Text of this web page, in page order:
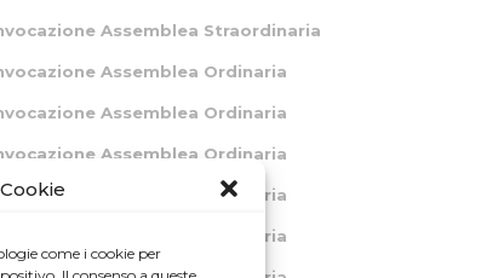
come i cookie per
Assemblea Straordinaria
Assemblea Ordinaria
Assemblea Ordinaria
Assemblea Ordinaria
Assemblea Ordinaria
Assemblea Ordinaria